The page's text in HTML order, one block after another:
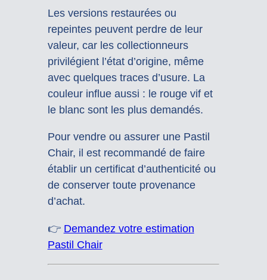
Les versions restaurées ou
repeintes peuvent perdre de leur
valeur, car les collectionneurs
privilégient l’état d’origine, même
avec quelques traces d’usure. La
couleur influe aussi : le rouge vif et
le blanc sont les plus demandés.
Pour vendre ou assurer une Pastil
Chair, il est recommandé de faire
établir un certificat d’authenticité ou
de conserver toute provenance
d’achat.
👉 Demandez votre estimation
Pastil Chair